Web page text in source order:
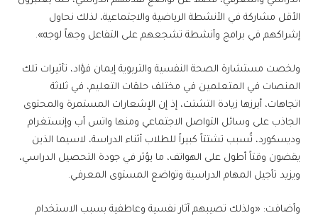
الأقل مشاركة في الأنشطة الرياضية والاجتماعية، لذلك نحاول
إشراكهم في برامج وأنشطة تشجعهم على التفاعل وجهاً لوجه».
ولخصت مستشارة الصحة النفسية والتربوية إيمان فؤاد، تأثيرات تلك
المنصات في المتعلمين في مختلف حلقات التعليم، في ثلاثة
اتجاهات، أبرزها زيادة التشتت، إذ إن الإشعارات المستمرة والمحتوى
الجاذب على وسائل التواصل الاجتماعي ومنها واتس أب وإنستغرام
وديسكورد، تُسبب تشتتاً كبيراً للطلاب أثناء الدراسة، لاسيما الذين
يقضون وقتاً أطول على الهواتف، ما يؤثر في جودة التحصيل الدراسي،
ويزيد تأجيل المهام الدراسية وتواضع المستوى المعرفي.
وأضافت: «ولذلك تصيبهم آثار نفسية وعاطفية بسبب الاستخدام